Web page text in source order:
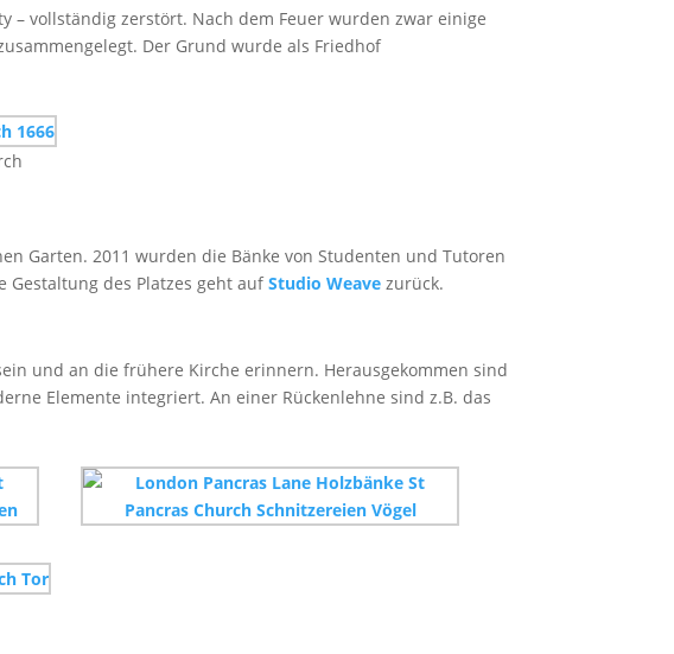
– vollständig zerstört. Nach dem Feuer wurden zwar einige
Der Grund wurde als Friedhof
Garten. 2011 wurden die Bänke von Studenten und Tutoren
Gestaltung des Platzes geht aufStudio Weave zurück.
und an die frühere Kirche erinnern. Herausgekommen sind
Elemente integriert. An einer Rückenlehne sind z.B. das